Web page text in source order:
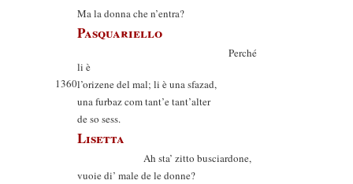
Ma la donna che n’entra?
Pasquariello
Perché
li è
1360l’orizene del mal; li è una sfazad,
una furbaz com tant’e tant’alter
de so sess.
Lisetta
Ah sta’ zitto busciardone,
vuoie di’ male de le donne?